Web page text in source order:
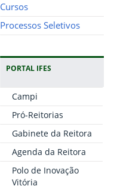
Cursos
Processos Seletivos
PORTAL IFES
Campi
Pró-Reitorias
Gabinete da Reitora
Agenda da Reitora
Polo de Inovação
Vitória